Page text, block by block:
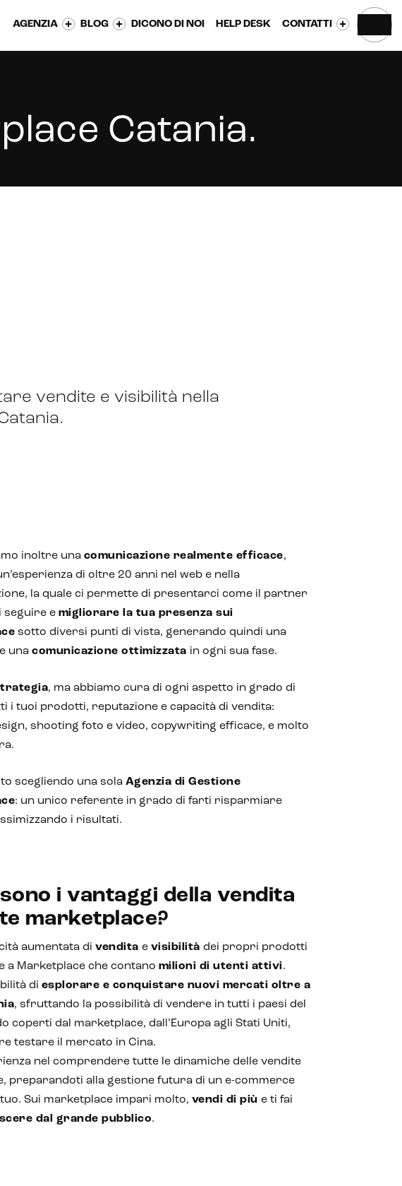
AGENZIA BLOG DICONO DI NOI HELP DESK CONTATTI
Catania.
vendite e visibilità nella
inoltre una comunicazione realmente efficace,
di oltre 20 anni nel web e nella
la quale ci permette di presentarci come il partner
seguire e migliorare la tua presenza sui
sotto diversi punti di vista, generando quindi una
e unacomunicazione ottimizzata in ogni sua fase.
, ma abbiamo cura di ogni aspetto in grado di
i tuoi prodotti, reputazione e capacità di vendita:
shooting foto e video, copywriting efficace, e molto
scegliendo una sola Agenzia di Gestione
: un unico referente in grado di farti risparmiare
i risultati.
i vantaggi della vendita
marketplace?
aumentata di vendita e visibilità dei propri prodotti
a Marketplace che contano milioni di utenti attivi.
di esplorare e conquistare nuovi mercati oltre a
, sfruttando la possibilità di vendere in tutti i paesi del
coperti dal marketplace, dall’Europa agli Stati Uniti,
testare il mercato in Cina.
nel comprendere tutte le dinamiche delle vendite
preparandoti alla gestione futura di un e-commerce
Sui marketplace impari molto, vendi di più e ti fai
dal grande pubblico.